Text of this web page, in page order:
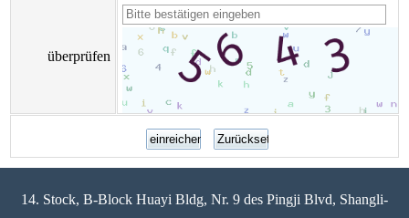
überprüfen
14. Stock, B-Block Huayi Bldg, Nr. 9 des Pingji Blvd, Shangli-